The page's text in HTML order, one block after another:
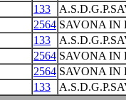
133
2564 SAVONA IN
133
2564 SAVONA IN
2564 SAVONA IN
133